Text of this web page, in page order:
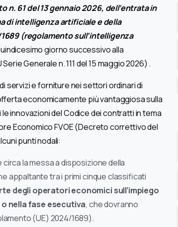
61 del 13 gennaio 2026, dell’entrata in
di intelligenza artificiale e della
(regolamento sull’intelligenza
giorno successivo alla
Generale n. 111 del 15 maggio 2026) .
servizi e forniture nei settori ordinari di
economicamente più vantaggiosa sulla
innovazioni del Codice dei contratti in tema
Economico FVOE (Decreto correttivo del
punti nodali:
la messa a disposizione della
appaltante tra i primi cinque classificati
degli operatori economici sull’impiego
o nella fase esecutiva, che dovranno
(UE) 2024/1689).